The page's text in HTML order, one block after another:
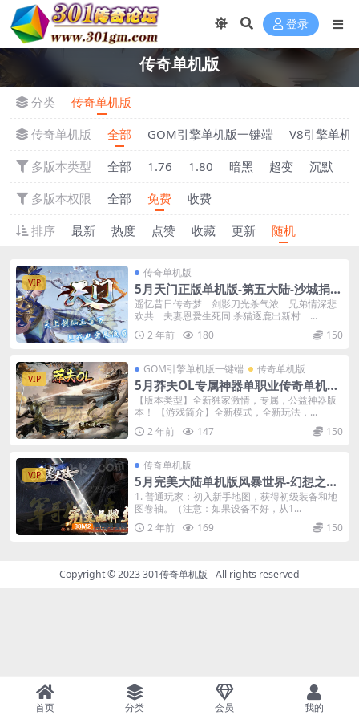
登录
传奇单机版
分类
传奇单机版
传奇单机版
全部 GOM引擎单机版一键端
V8引擎单机
多版本类型
全部 1.76 1.80 暗黑 超变 沉默
多版本权限
全部 免费
收费
排序
最新 热度 点赞 收藏 更新 随机
VIP
传奇单机版
5月天门正版单机版-第五大陆-沙城捐
献-狂暴之力-附带GM后台
遥忆昔日传奇梦 剑影刀光杀气浓 兄弟情深悲
欢共 夫妻恩爱生死同 杀猫逐鹿出新村 ...
2 年前
180 150
VIP
GOM引擎单机版一键端 传奇单机版
5月莽夫OL专属神器单职业传奇单机版-
附带GM后台
【版本类型】全新独家激情，专属，公益神器版
本！ 【游戏简介】全新模式，全新玩法，...
2 年前
147 150
VIP
传奇单机版
5月完美大陆单机版风暴世界-幻想之旅-
神魔之体-装备强化-附带GM后台
1. 普通玩家：初入新手地图，获得初级装备和地
图卷轴。（注意：如果设备不好，从1...
2 年前
169 150
Copyright © 2023301传奇单机版 - All rights reserved
首页 分类 会员 我的